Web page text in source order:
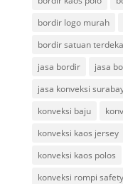
bordir logo murah
bordir satuan
jasa bordir
jasa
jasa konveksi
konveksi baju
konveksi kaos jersey
konveksi kaos polos
konveksi rompi safety